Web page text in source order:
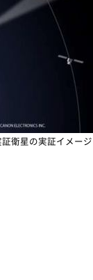
衛星の実証イメージ